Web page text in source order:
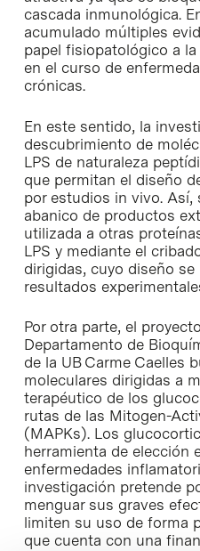
cascada inmunológica.
acumulado múltiples
papel fisiopatológico a
en el curso de
crónicas.
En este sentido, la
descubrimiento de
LPS de naturaleza
que permitan el diseño
por estudios in vivo. Así,
abanico de productos
utilizada a otras
LPS y mediante el
dirigidas, cuyo diseño
resultados
Por otra parte, el
Departamento de
de la UB Carme Caelles
moleculares dirigidas a
terapéutico de los
rutas de las Mitogen-
(MAPKs). Los
herramienta de elección
enfermedades
investigación pretende
menguar sus graves
limiten su uso de forma
que cuenta con una